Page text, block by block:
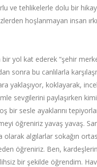
ve tehlikelerle dolu bir
hoşlanmayan insan
yol kat ederek “şehir
sonra bu canlılarla
yaklaşıyor, koklayarak,
sevgilerini paylaşırken
sesle ayaklarını
öğreniriz yavaş yavaş.
algılarlar sokağın
öğreniriz. Ben,
bir şekilde öğrendim.